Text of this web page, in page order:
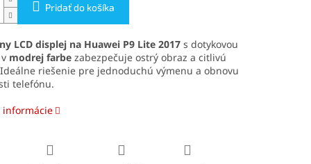
Pridať do košíka
LCD displej na Huawei P9 Lite 2017s dotykovou
modrej farbezabezpečuje ostrý obraz a citlivú
riešenie pre jednoduchú výmenu a obnovu
telefónu.
informácie